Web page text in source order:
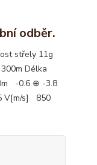
odběr.
střely 11g
Délka
-0.6 ⊕ -3.8
V[m/s] 850